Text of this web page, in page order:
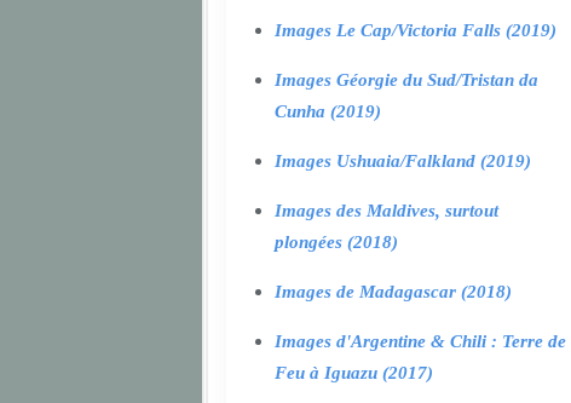
Images Le Cap/Victoria Falls (2019)
Images Géorgie du Sud/Tristan da
Cunha (2019)
Images Ushuaia/Falkland (2019)
Images des Maldives, surtout
plongées (2018)
Images de Madagascar (2018)
Images d'Argentine & Chili : Terre de
Feu à Iguazu (2017)